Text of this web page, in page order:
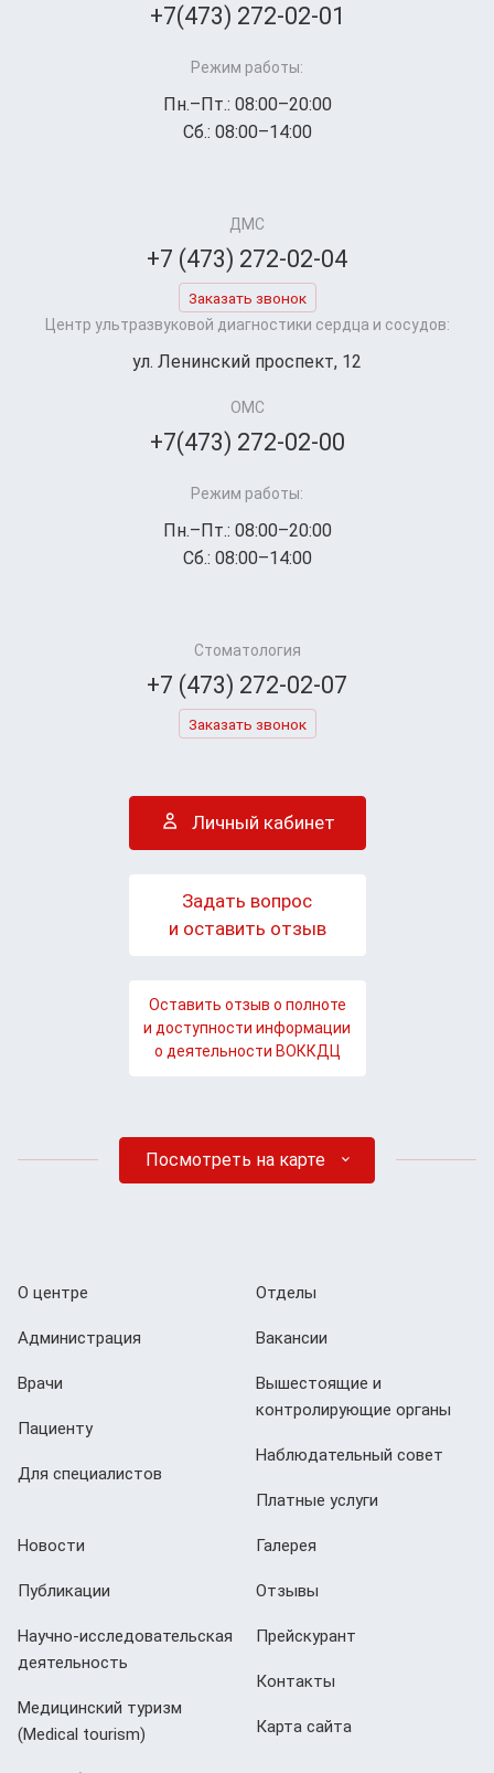
+7(473) 272-02-01
Режим работы:
Пн.–Пт.: 08:00–20:00
Сб.: 08:00–14:00
ДМС
+7 (473) 272-02-04
Заказать звонок
Центр ультразвуковой диагностики сердца и сосудов:
ул. Ленинский проспект, 12
ОМС
+7(473) 272-02-00
Режим работы:
Пн.–Пт.: 08:00–20:00
Сб.: 08:00–14:00
Стоматология
+7 (473) 272-02-07
Заказать звонок
Личный кабинет
Задать вопрос
и оставить отзыв
Оставить отзыв о полноте
и доступности информации
о деятельности ВОККДЦ
Посмотреть на карте
О центре
Администрация
Врачи
Пациенту
Для специалистов
Отделы
Вакансии
Вышестоящие и
контролирующие органы
Наблюдательный совет
Платные услуги
Новости
Публикации
Научно-исследовательская
деятельность
Медицинский туризм
(Мedical tourism)
Галерея
Отзывы
Прейскурант
Контакты
Карта сайта